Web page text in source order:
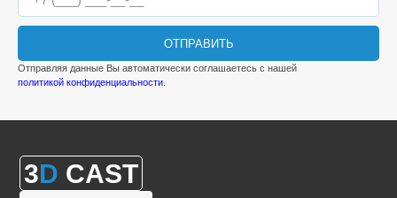
ОТПРАВИТЬ
Отправляя данные Вы автоматически соглашаетесь с нашей
политикой конфиденциальности
3D CAST